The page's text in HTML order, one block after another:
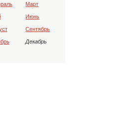
Март
Июнь
Сентябрь
Декабрь